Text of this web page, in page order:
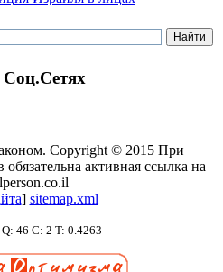
Copyright © 2015 При
активная ссылка на
йта] sitemap.xml
46 C: 2 T: 0.4263